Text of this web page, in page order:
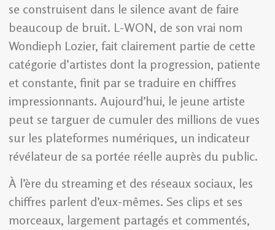
se construisent dans le silence avant de faire
beaucoup de bruit. L-WON, de son vrai nom
Wondieph Lozier, fait clairement partie de cette
catégorie d’artistes dont la progression, patiente
et constante, finit par se traduire en chiffres
impressionnants. Aujourd’hui, le jeune artiste
peut se targuer de cumuler des millions de vues
sur les plateformes numériques, un indicateur
révélateur de sa portée réelle auprès du public.
À l’ère du streaming et des réseaux sociaux, les
chiffres parlent d’eux-mêmes. Ses clips et ses
morceaux, largement partagés et commentés,